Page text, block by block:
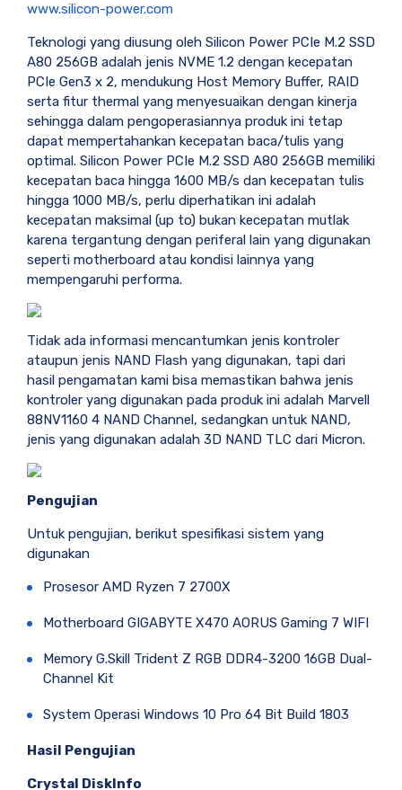
www.silicon-power.com
Teknologi yang diusung oleh Silicon Power PCIe M.2 SSD
A80 256GB adalah jenis NVME 1.2 dengan kecepatan
PCIe Gen3 x 2, mendukung Host Memory Buffer, RAID
serta fitur thermal yang menyesuaikan dengan kinerja
sehingga dalam pengoperasiannya produk ini tetap
dapat mempertahankan kecepatan baca/tulis yang
optimal. Silicon Power PCIe M.2 SSD A80 256GB memiliki
kecepatan baca hingga 1600 MB/s dan kecepatan tulis
hingga 1000 MB/s, perlu diperhatikan ini adalah
kecepatan maksimal (up to) bukan kecepatan mutlak
karena tergantung dengan periferal lain yang digunakan
seperti motherboard atau kondisi lainnya yang
mempengaruhi performa.
Tidak ada informasi mencantumkan jenis kontroler
ataupun jenis NAND Flash yang digunakan, tapi dari
hasil pengamatan kami bisa memastikan bahwa jenis
kontroler yang digunakan pada produk ini adalah Marvell
88NV1160 4 NAND Channel, sedangkan untuk NAND,
jenis yang digunakan adalah 3D NAND TLC dari Micron.
Pengujian
Untuk pengujian, berikut spesifikasi sistem yang
digunakan
Prosesor AMD Ryzen 7 2700X
Motherboard GIGABYTE X470 AORUS Gaming 7 WIFI
Memory G.Skill Trident Z RGB DDR4-3200 16GB Dual-
Channel Kit
System Operasi Windows 10 Pro 64 Bit Build 1803
Hasil Pengujian
Crystal DiskInfo